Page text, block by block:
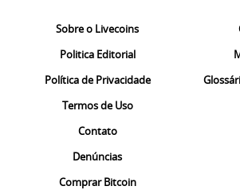
Sobre o Livecoins
Politica Editorial
Política de Privacidade
Termos de Uso
Contato
Denúncias
Comprar Bitcoin